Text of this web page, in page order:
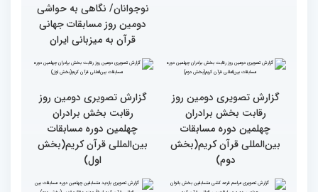
استعدادیابی مجری‌گری
قرآنی در حاشیه مسابقات
بین‌المللی قرآن کریم
نخستین محفل بین‌المللی
انس با قرآن ویژه بانوان
برگزار شد
از حضور سفیر عربستان تا
استقبال بی‌نظیر کودکان و
نوجوانان/ نگاهی به حواشی
دومین روز مسابقات جهانی
قرآن به میزبانی ایران